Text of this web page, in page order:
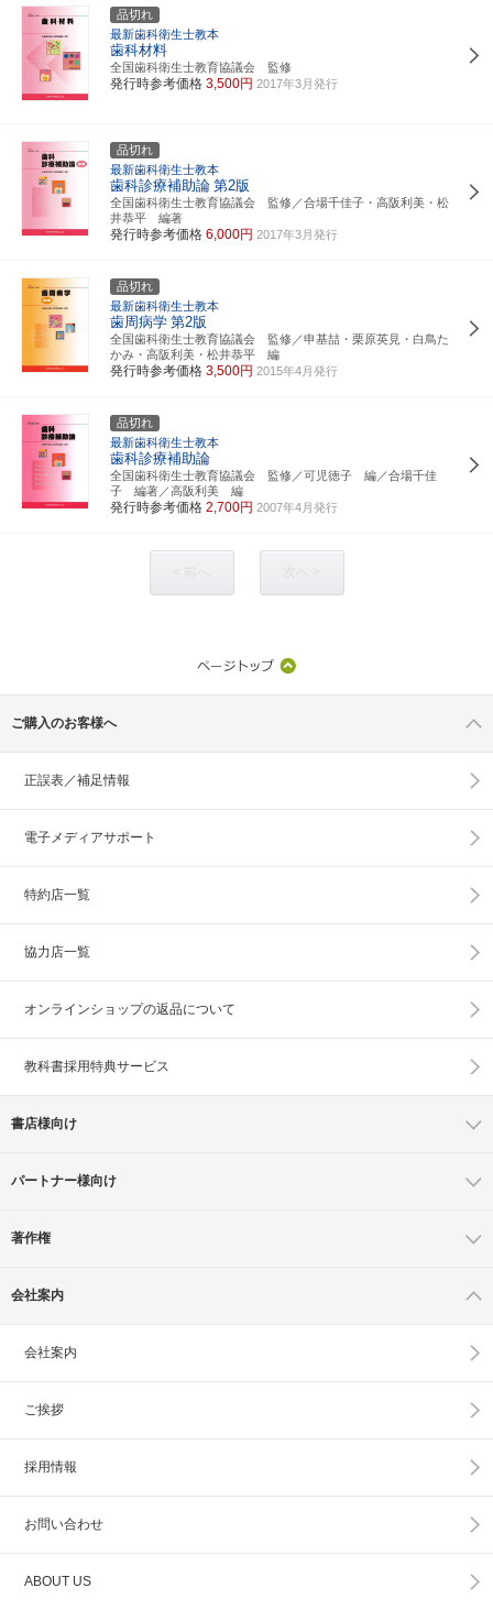
品切れ
最新歯科衛生士教本
歯科材料
全国歯科衛生士教育協議会 監修
発行時参考価格 3,500円 2017年3月発行
品切れ
最新歯科衛生士教本
歯科診療補助論 第2版
全国歯科衛生士教育協議会 監修／合場千佳子・高阪利美・松
井恭平 編著
発行時参考価格 6,000円 2017年3月発行
品切れ
最新歯科衛生士教本
歯周病学 第2版
全国歯科衛生士教育協議会 監修／申基喆・栗原英見・白鳥た
かみ・高阪利美・松井恭平 編
発行時参考価格 3,500円 2015年4月発行
品切れ
最新歯科衛生士教本
歯科診療補助論
全国歯科衛生士教育協議会 監修／可児徳子 編／合場千佳
子 編著／高阪利美 編
発行時参考価格 2,700円 2007年4月発行
ご購入のお客様へ
正誤表／補足情報
電子メディアサポート
特約店一覧
協力店一覧
オンラインショップの返品について
教科書採用特典サービス
書店様向け
パートナー様向け
著作権
会社案内
会社案内
ご挨拶
採用情報
お問い合わせ
ABOUT US